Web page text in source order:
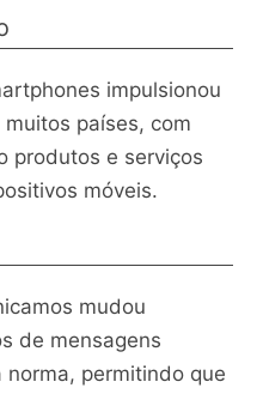
impulsionou
países, com
produtos e serviços
móveis.
mudou
de mensagens
permitindo que